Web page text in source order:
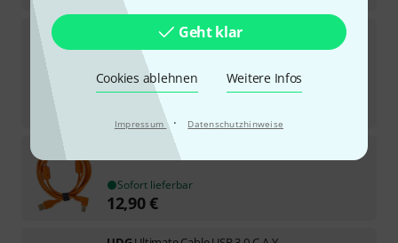
Geht klar
Cookies ablehnen Weitere Infos
Impressum · Datenschutzhinweise
Ultimate USB 2.0 Cable S1WH
9
Sofort lieferbar
9,90 €
UVP:
Ultimate Cable USB 2.0 A2 O
Sofort lieferbar
12,90€